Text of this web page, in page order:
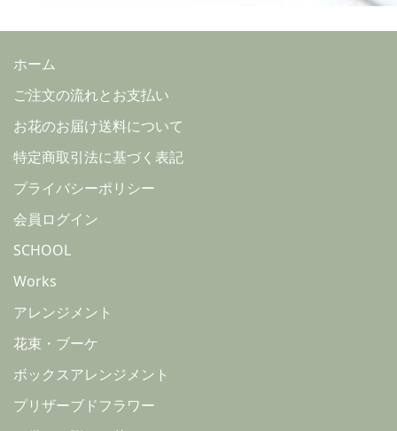
ホーム
ご注文の流れとお支払い
お花のお届け送料について
特定商取引法に基づく表記
プライバシーポリシー
会員ログイン
SCHOOL
Works
アレンジメント
花束・ブーケ
ボックスアレンジメント
プリザーブドフラワー